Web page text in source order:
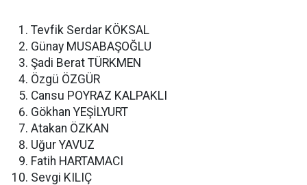
Tevfik Serdar KÖKSAL
Günay MUSABAŞOĞLU
Şadi Berat TÜRKMEN
Özgü ÖZGÜR
Cansu POYRAZ KALPAKLI
Gökhan YEŞİLYURT
Atakan ÖZKAN
Uğur YAVUZ
Fatih HARTAMACI
Sevgi KILIÇ